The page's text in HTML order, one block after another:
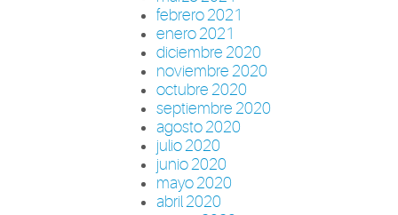
febrero 2021
enero 2021
diciembre 2020
noviembre 2020
octubre 2020
septiembre 2020
agosto 2020
julio 2020
junio 2020
mayo 2020
abril 2020